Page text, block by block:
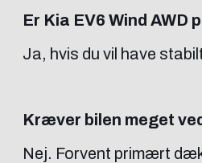
Er Kia EV6 Wind AWD
Ja, hvis du vil have
Kræver bilen meget
Nej. Forvent primært